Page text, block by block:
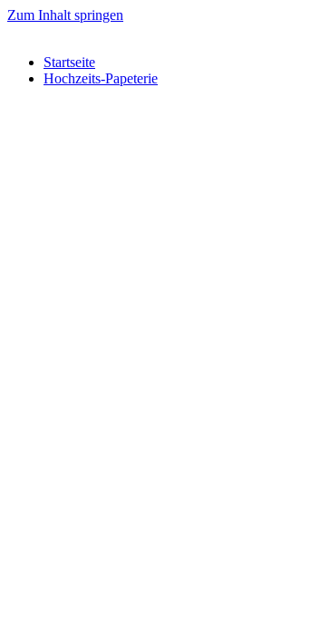
Zum Inhalt springen
Startseite
Hochzeits-Papeterie